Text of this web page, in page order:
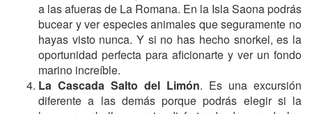
a las afueras de La Romana. En la Isla Saona podrás
bucear y ver especies animales que seguramente no
hayas visto nunca. Y si no has hecho snorkel, es la
oportunidad perfecta para aficionarte y ver un fondo
marino increíble.
La Cascada Salto del Limón. Es una excursión
diferente a las demás porque podrás elegir si la